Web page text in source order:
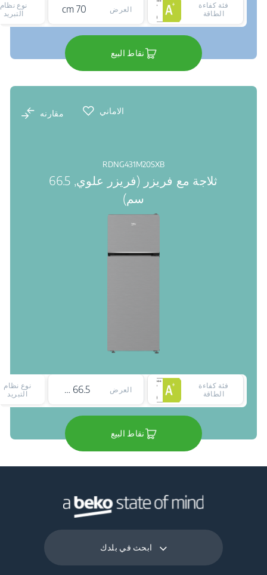
فئة كفاءة
الطاقة
العرض 70 cm
نوع نظام
التبريد
نقاط البيع
الاماني مقارنه
RDNG431M20SXB
ثلاجة مع فريزر (فريزر علوي, 66.5
سم)
فئة كفاءة
الطاقة
العرض 66.5 cm
نوع نظام
التبريد
نقاط البيع
ابحث في بلدك